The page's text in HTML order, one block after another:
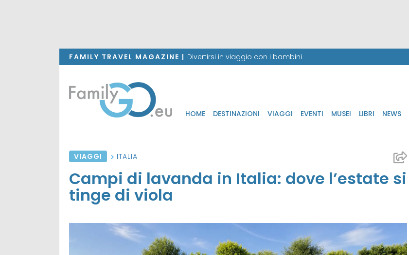
FAMILY TRAVEL MAGAZINE | Divertirsi in viaggio con i bambini
HOME DESTINAZIONI VIAGGI EVENTI MUSEI LIBRI NEWS
VIAGGI ITALIA
Campi di lavanda in Italia: dove l’estate si
tinge di viola